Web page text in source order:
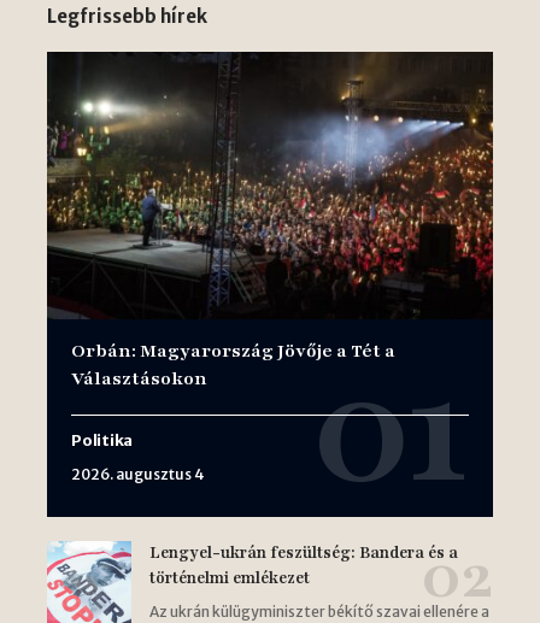
Legfrissebb hírek
Orbán: Magyarország Jövője a Tét a
Választásokon
Politika
2026. augusztus 4
Lengyel-ukrán feszültség: Bandera és a
történelmi emlékezet
Az ukrán külügyminiszter békítő szavai ellenére a